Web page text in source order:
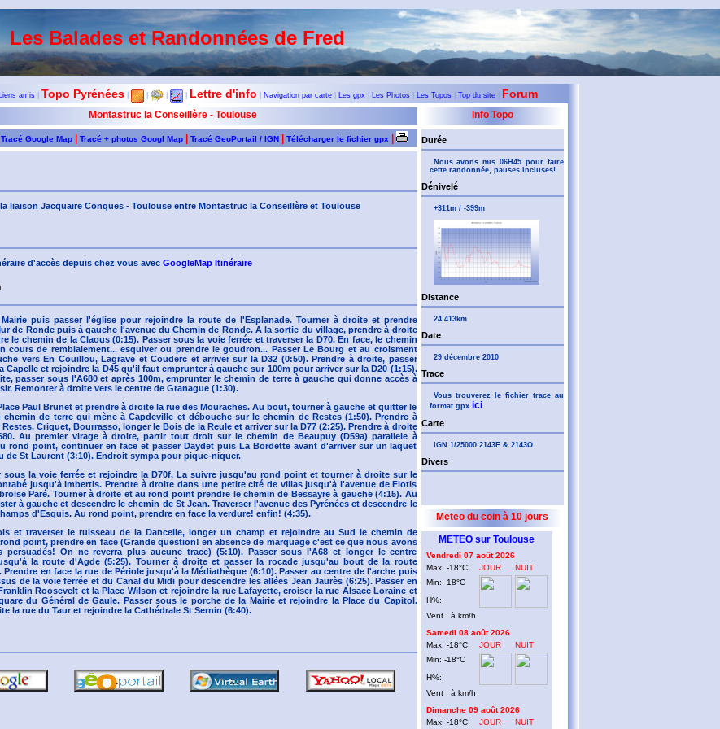
Les Balades et Randonnées de Fred
Liens amis| Topo Pyrénées| | | | Lettre d'info Navigation par carte| Les gpx| Les Photos| Les Topos Top du site| Forum
Montastruc la Conseillère - Toulouse
Tracé Google Map| Tracé + photos Googl Map| Tracé GeoPortail / IGN| Télécharger le fichier gpx|
liaison Jacquaire Conques - Toulouse entre Montastruc la Conseillère et Toulouse
d'accès depuis chez vous avec GoogleMap Itinéraire
puis passer l'église pour rejoindre la route de l'Esplanade. Tourner à droite et prendre
de Ronde puis à gauche l'avenue du Chemin de Ronde. A la sortie du village, prendre à droite
le chemin de la Claous (0:15). Passer sous la voie ferrée et traverser la D70. En face, le chemin
cours de remblaiement... esquiver ou prendre le goudron... Passer Le Bourg et au croisment
vers En Couillou, Lagrave et Couderc et arriver sur la D32 (0:50). Prendre à droite, passer
Capelle et rejoindre la D45 qu'il faut emprunter à gauche sur 100m pour arriver sur la D20 (1:15).
passer sous l'A680 et après 100m, emprunter le chemin de terre à gauche qui donne accès à
Remonter à droite vers le centre de Granague (1:30).
Paul Brunet et prendre à droite la rue des Mouraches. Au bout, tourner à gauche et quitter le
chemin de terre qui mène à Capdeville et débouche sur le chemin de Restes (1:50). Prendre à
Criquet, Bourrasso, longer le Bois de la Reule et arriver sur la D77 (2:25). Prendre à droite
Au premier virage à droite, partir tout droit sur le chemin de Beaupuy (D59a) parallele à
rond point, continuer en face et passer Daydet puis La Bordette avant d'arriver sur un laquet
de St Laurent (3:10). Endroit sympa pour pique-niquer.
sous la voie ferrée et rejoindre la D70f. La suivre jusqu'au rond point et tourner à droite sur le
jusqu'à Imbertis. Prendre à droite dans une petite cité de villas jusqu'à l'avenue de Flotis
Paré. Tourner à droite et au rond point prendre le chemin de Bessayre à gauche (4:15). Au
à gauche et descendre le chemin de St Jean. Traverser l'avenue des Pyrénées et descendre le
d'Esquis. Au rond point, prendre en face la verdure! enfin! (4:35).
et traverser le ruisseau de la Dancelle, longer un champ et rejoindre au Sud le chemin de
point, prendre en face (Grande question! en absence de marquage c'est ce que nous avons
persuadés! On ne reverra plus aucune trace) (5:10). Passer sous l'A68 et longer le centre
la route d'Agde (5:25). Tourner à droite et passer la rocade jusqu'au bout de la route
Prendre en face la rue de Périole jusqu'à la Médiathèque (6:10). Passer au centre de l'arche puis
de la voie ferrée et du Canal du Midi pour descendre les allées Jean Jaurès (6:25). Passer en
Roosevelt et la Place Wilson et rejoindre la rue Lafayette, croiser la rue Alsace Loraine et
du Général de Gaule. Passer sous le porche de la Mairie et rejoindre la Place du Capitol.
la rue du Taur et rejoindre la Cathédrale St Sernin (6:40).
Info Topo
Durée
Nous avons mis 06H45 pour faire
cette randonnée, pauses incluses!
Dénivelé
+311m / -399m
Distance
24.413km
Date
29 décembre 2010
Trace
Vous trouverez le fichier trace au
format gpx ici
Carte
IGN 1/25000 2143E & 2143O
Divers
Meteo du coin à 10 jours
METEO sur Toulouse
Vendredi 07 août 2026
Max: -18°C
JOUR
NUIT
Min: -18°C
H%:
Vent : à km/h
Samedi 08 août 2026
Max: -18°C
JOUR
NUIT
Min: -18°C
H%:
Vent : à km/h
Dimanche 09 août 2026
Max: -18°C
JOUR NUIT